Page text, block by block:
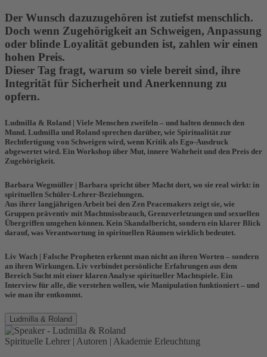
Der Wunsch dazuzugehören ist zutiefst menschlich.
Doch wenn Zugehörigkeit an Schweigen, Anpassung
oder blinde Loyalität gebunden ist, zahlen wir einen
hohen Preis.
Dieser Tag fragt, warum so viele bereit sind, ihre
Integrität für Sicherheit und Anerkennung zu
opfern.
Ludmilla & Roland | Viele Menschen zweifeln – und halten dennoch den
Mund. Ludmilla und Roland sprechen darüber, wie Spiritualität zur
Rechtfertigung von Schweigen wird, wenn Kritik als Ego-Ausdruck
abgewertet wird. Ein Workshop über Mut, innere Wahrheit und den Preis der
Zugehörigkeit.
Barbara Wegmüller | Barbara spricht über Macht dort, wo sie real wirkt: in
spirituellen Schüler-Lehrer-Beziehungen.
Aus ihrer langjährigen Arbeit bei den Zen Peacemakers zeigt sie, wie
Gruppen präventiv mit Machtmissbrauch, Grenzverletzungen und sexuellen
Übergriffen umgehen können. Kein Skandalbericht, sondern ein klarer Blick
darauf, was Verantwortung in spirituellen Räumen wirklich bedeutet.
Liv Wach | Falsche Propheten erkennt man nicht an ihren Worten – sondern
an ihren Wirkungen. Liv verbindet persönliche Erfahrungen aus dem
Bereich Sucht mit einer klaren Analyse spiritueller Machtspiele. Ein
Interview für alle, die verstehen wollen, wie Manipulation funktioniert – und
wie man ihr entkommt.
Ludmilla & Roland
Spirituelle Lehrer | Autoren | Akademie Erleuchtung